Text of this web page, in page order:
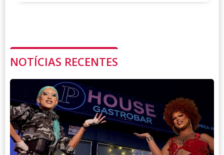
NOTÍCIAS RECENTES